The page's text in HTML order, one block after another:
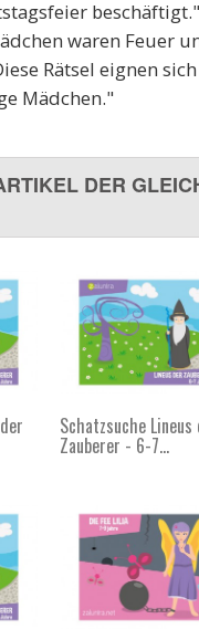
beschäftigt."
waren Feuer
Rätsel eignen
Mädchen."
DER
Schatzsuche Lineus
Zauberer - 6-7...